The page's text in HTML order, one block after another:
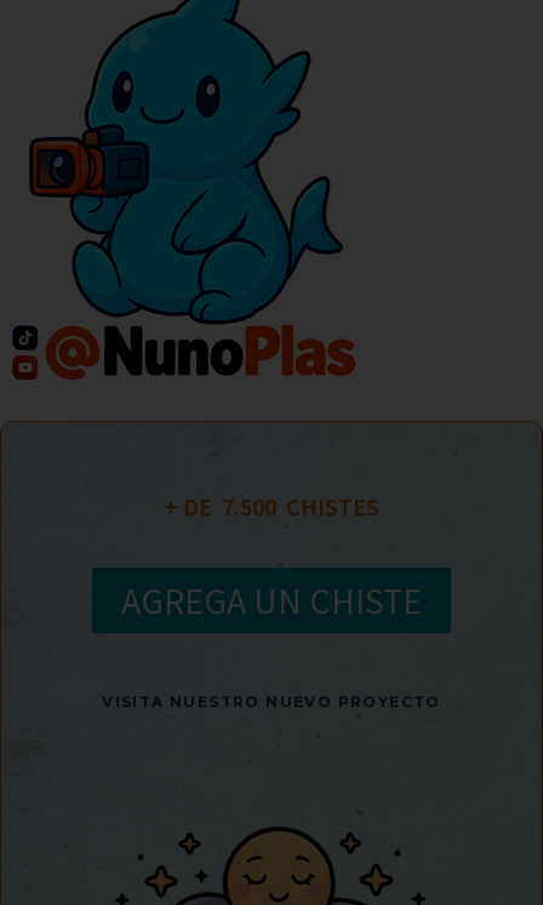
+ DE 7.500
  CHISTES
AGREGA UN CHISTE
VISITA NUESTRO NUEVO PROYECTO